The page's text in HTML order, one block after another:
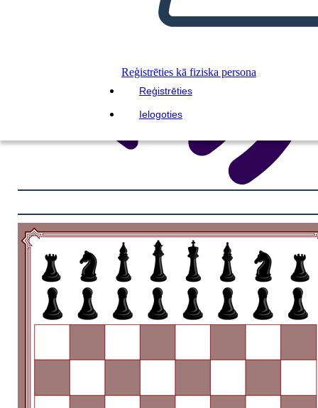
Reģistrēties kā fiziska persona
Reģistrēties
Ielogoties